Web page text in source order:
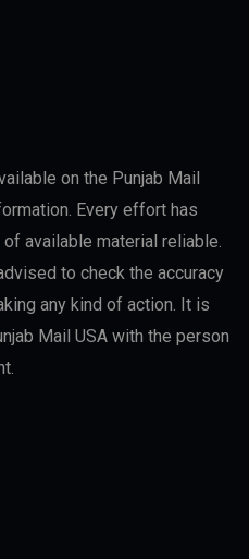
on the Punjab Mail
Every effort has
available material reliable.
to check the accuracy
any kind of action. It is
Mail USA with the person